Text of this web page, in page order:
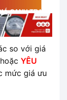
CẠNH TRANH
so với giá
YÊU
mức giá ưu